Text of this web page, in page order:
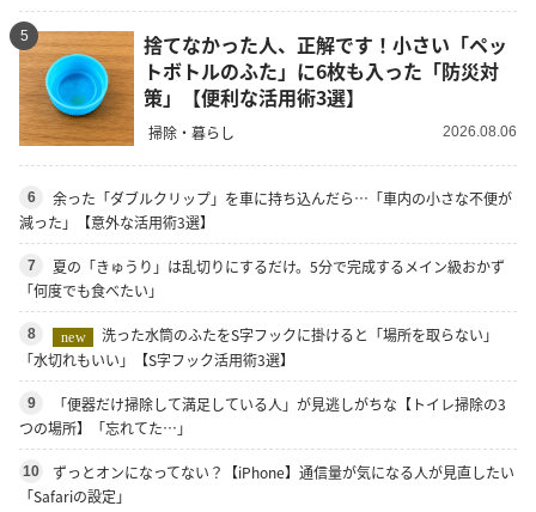
5
捨てなかった人、正解です！小さい「ペッ
トボトルのふた」に6枚も入った「防災対
策」【便利な活用術3選】
掃除・暮らし 2026.08.06
6
余った「ダブルクリップ」を車に持ち込んだら…「車内の小さな不便が
減った」【意外な活用術3選】
7
夏の「きゅうり」は乱切りにするだけ。5分で完成するメイン級おかず
「何度でも食べたい」
8 new
洗った水筒のふたをS字フックに掛けると「場所を取らない」
「水切れもいい」【S字フック活用術3選】
9
「便器だけ掃除して満足している人」が見逃しがちな【トイレ掃除の3
つの場所】「忘れてた…」
10
ずっとオンになってない？【iPhone】通信量が気になる人が見直したい
「Safariの設定」